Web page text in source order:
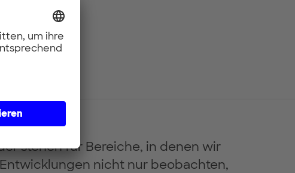
stehen für Bereiche, in denen wir
nicht nur beobachten,